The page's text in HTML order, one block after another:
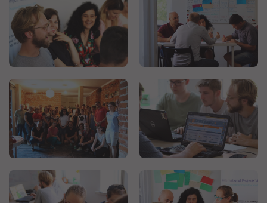
zawiera
zdjęcia
o
podobnej
treści.
alternatywne
zostały
ograniczone
do
zdjęć
unikatowych